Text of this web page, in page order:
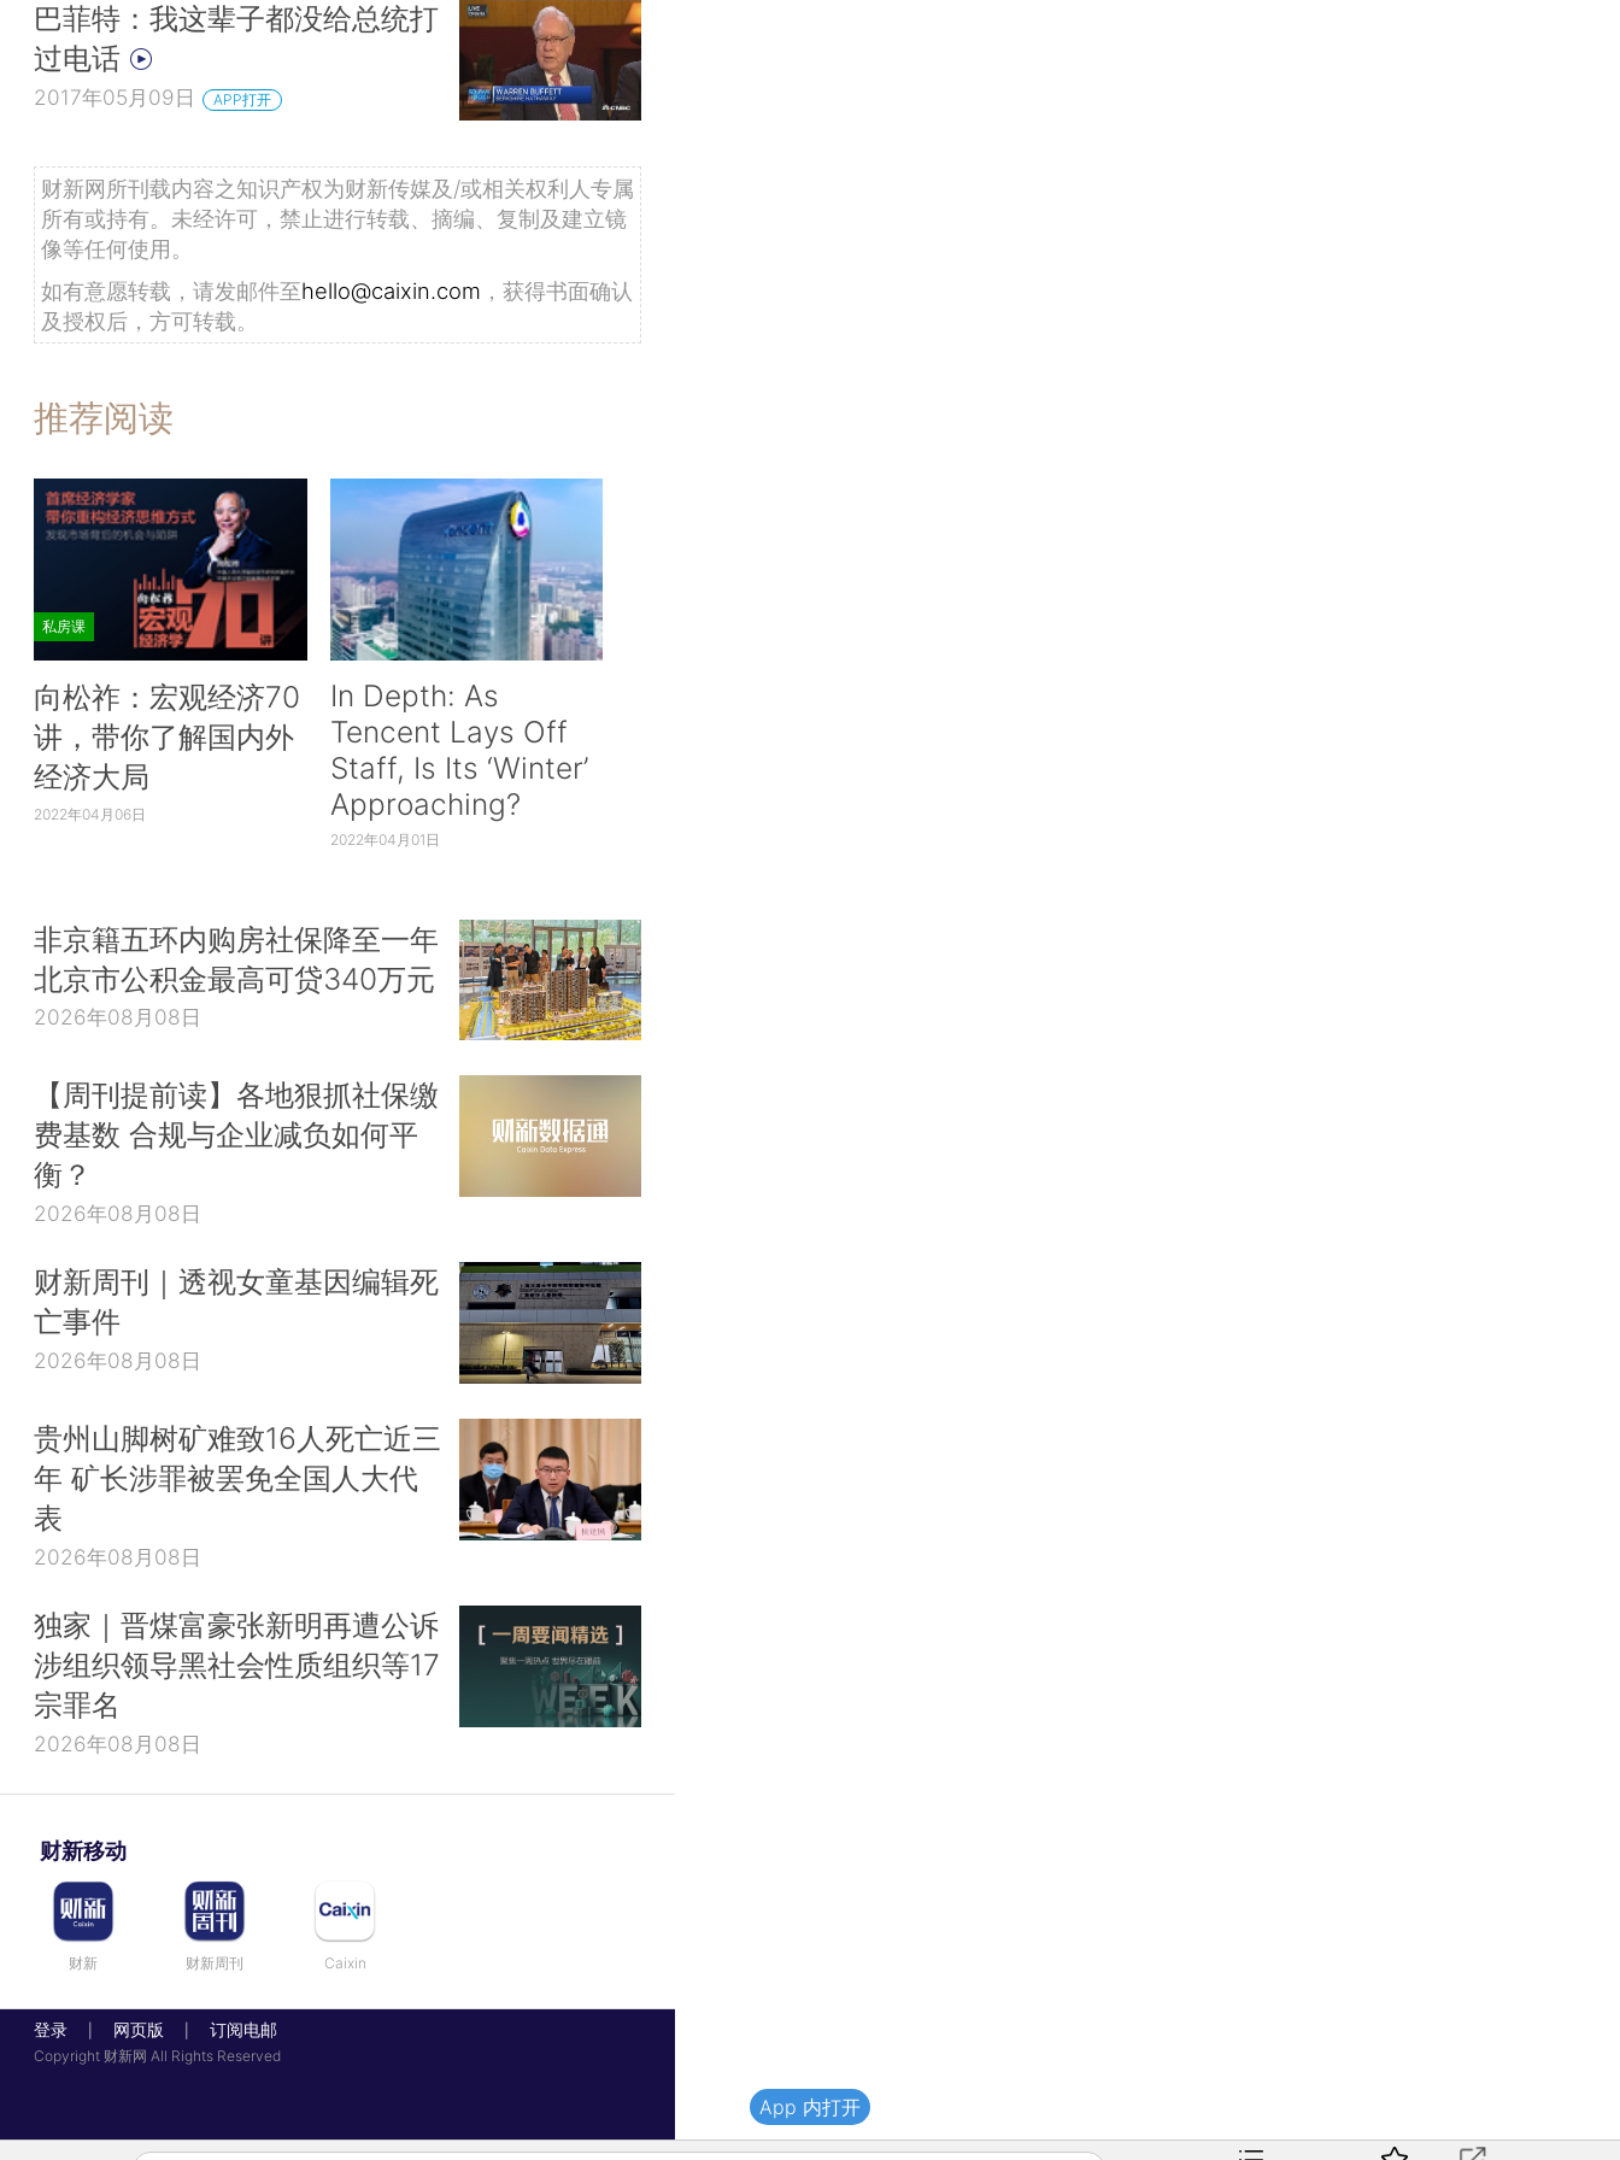
巴菲特：我这辈子都没给总统打
过电话
2017年05月09日 APP打开
财新网所刊载内容之知识产权为财新传媒及/或相关权利人专属
所有或持有。未经许可，禁止进行转载、摘编、复制及建立镜
像等任何使用。
如有意愿转载，请发邮件至hello@caixin.com ，获得书面确认
及授权后，方可转载。
推荐阅读
私房课
向松祚：宏观经济70
讲，带你了解国内外
经济大局
2022年04月06日
In Depth: As
Tencent Lays Off
Staff, Is Its ‘Winter’
Approaching?
2022年04月01日
非京籍五环内购房社保降至一年
北京市公积金最高可贷340万元
2026年08月08日
【周刊提前读】各地狠抓社保缴
费基数 合规与企业减负如何平
衡？
2026年08月08日
财新周刊｜透视女童基因编辑死
亡事件
2026年08月08日
贵州山脚树矿难致16人死亡近三
年 矿长涉罪被罢免全国人大代
表
2026年08月08日
独家｜晋煤富豪张新明再遭公诉
涉组织领导黑社会性质组织等17
宗罪名
2026年08月08日
财新移动
财新 财新周刊 Caixin
登录 网页版 订阅电邮
Copyright 财新网 All Rights Reserved
App 内打开